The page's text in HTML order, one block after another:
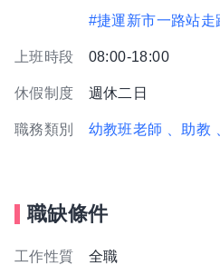
#捷運新市一路站走
上班時段 08:00-18:00
休假制度 週休二日
職務類別 幼教班老師 、助教
職缺條件
工作性質 全職